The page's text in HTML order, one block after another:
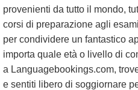
provenienti da tutto il mondo,
corsi di preparazione agli
per condividere un fantastico
importa quale età o livello di
a Languagebookings.com,
e sentiti libero di soggiornare